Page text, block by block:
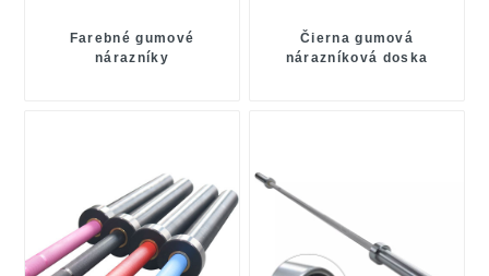
Farebné gumové
nárazníky
Čierna gumová
nárazníková doska